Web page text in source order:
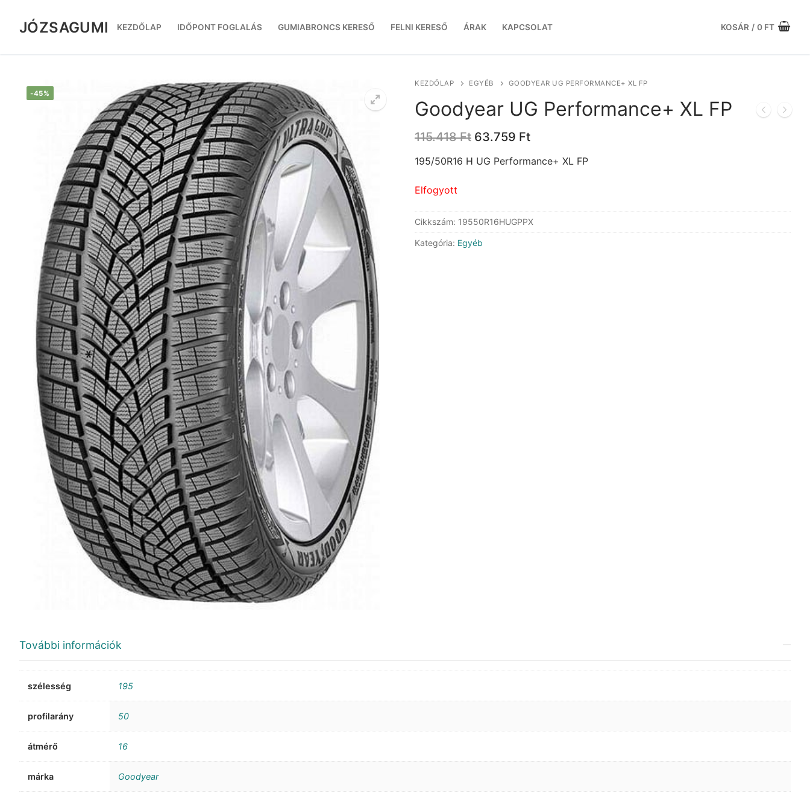
tartalomra
JÓZSAGUMI KEZDŐLAP IDŐPONT FOGLALÁS GUMIABRONCS KERESŐ FELNI KERESŐ ÁRAK KAPCSOLAT KOSÁR / 0 FT
-45%
KEZDŐLAP EGYÉB GOODYEAR UG PERFORMANCE+ XL FP
Goodyear UG Performance+ XL FP
115.418Ft Original
was:
63.759 FtCurrent
is:
195/50R16 H UG Performance+ XL FP
Elfogyott
Cikkszám: 19550R16HUGPPX
Kategória: Egyéb
További információk
szélesség 195
profilarány 50
átmérő 16
márka Goodyear